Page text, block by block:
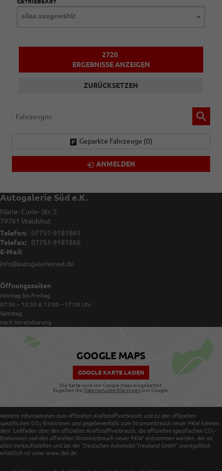
GETRIEBEART
alles ausgewählt
2720
ERGEBNISSE ANZEIGEN
ZURÜCKSETZEN
Fahrzeugnr.
Geparkte Fahrzeuge (0)
ANMELDEN
Autogalerie Süd e.K.
Marie- Curie- Str. 5
79761 Waldshut
Telefon:
07751-9181861
Telefax:
07751-9181866
E-Mail:
info@autogaleriesued.de
Öffnungszeiten
Montag bis Freitag
07:30 – 12:30 & 13:00 – 17:30 Uhr
Samstag
nach Vereinbarung
GOOGLE MAPS
GOOGLE KARTE LADEN
Die Karte wird von Google Maps eingebettet.
Es gelten die Datenschutzerklärungen von Google.
Weitere Informationen zum offiziellen Kraftstoffverbrauch und zu den offiziellen
spezifischen CO 2-Emissionen und gegebenenfalls zum Stromverbrauch neuer PKW können
dem 'Leitfaden über den offiziellen Kraftstoffverbrauch, die offiziellen spezifischen CO 2-
Emissionen und den offiziellen Stromverbrauch neuer PKW' entnommen werden, der an
allen Verkaufsstellen und bei der 'Deutschen Automobil Treuhand GmbH' unentgeltlich
erhältlich ist unter www.dat.de.